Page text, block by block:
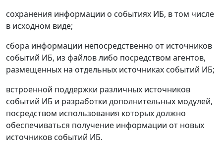
сохранения информации о событиях ИБ, в том числе
в исходном виде;
сбора информации непосредственно от источников
событий ИБ, из файлов либо посредством агентов,
размещенных на отдельных источниках событий ИБ;
встроенной поддержки различных источников
событий ИБ и разработки дополнительных модулей,
посредством использования которых должно
обеспечиваться получение информации от новых
источников событий ИБ.